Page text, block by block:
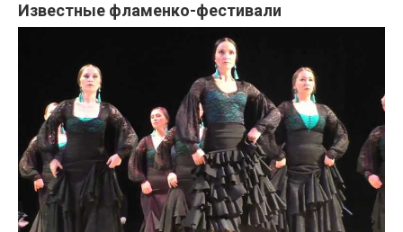
Известные фламенко-фестивали